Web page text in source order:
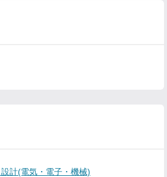
計(電気・電子・機械)